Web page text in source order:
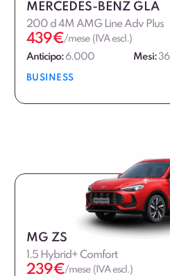
MERCEDES-BENZ GLA
200 d 4M AMG Line Adv Plus
439€/mese (IVA escl.)
Anticipo:6.000 Mesi:36
BUSINESS
MG ZS
1.5 Hybrid+ Comfort
239€/mese (IVA escl.)